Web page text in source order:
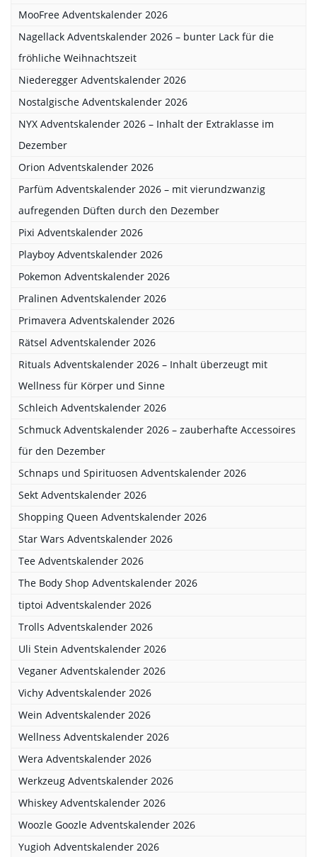
MooFree Adventskalender 2026
Nagellack Adventskalender 2026 – bunter Lack für die
fröhliche Weihnachtszeit
Niederegger Adventskalender 2026
Nostalgische Adventskalender 2026
NYX Adventskalender 2026 – Inhalt der Extraklasse im
Dezember
Orion Adventskalender 2026
Parfüm Adventskalender 2026 – mit vierundzwanzig
aufregenden Düften durch den Dezember
Pixi Adventskalender 2026
Playboy Adventskalender 2026
Pokemon Adventskalender 2026
Pralinen Adventskalender 2026
Primavera Adventskalender 2026
Rätsel Adventskalender 2026
Rituals Adventskalender 2026 – Inhalt überzeugt mit
Wellness für Körper und Sinne
Schleich Adventskalender 2026
Schmuck Adventskalender 2026 – zauberhafte Accessoires
für den Dezember
Schnaps und Spirituosen Adventskalender 2026
Sekt Adventskalender 2026
Shopping Queen Adventskalender 2026
Star Wars Adventskalender 2026
Tee Adventskalender 2026
The Body Shop Adventskalender 2026
tiptoi Adventskalender 2026
Trolls Adventskalender 2026
Uli Stein Adventskalender 2026
Veganer Adventskalender 2026
Vichy Adventskalender 2026
Wein Adventskalender 2026
Wellness Adventskalender 2026
Wera Adventskalender 2026
Werkzeug Adventskalender 2026
Whiskey Adventskalender 2026
Woozle Goozle Adventskalender 2026
Yugioh Adventskalender 2026